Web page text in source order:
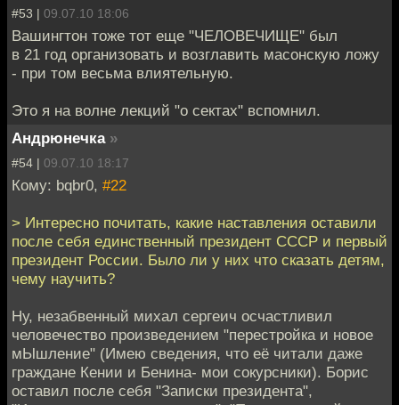
#53 | 09.07.10 18:06
Вашингтон тоже тот еще "ЧЕЛОВЕЧИЩЕ" был
в 21 год организовать и возглавить масонскую ложу
- при том весьма влиятельную.
Это я на волне лекций "о сектах" вспомнил.
Андрюнечка »
#54 | 09.07.10 18:17
Кому: bqbr0, #22
> Интересно почитать, какие наставления оставили
после себя единственный президент СССР и первый
президент России. Было ли у них что сказать детям,
чему научить?
Ну, незабвенный михал сергеич осчастливил
человечество произведением "перестройка и новое
мЫшление" (Имею сведения, что её читали даже
граждане Кении и Бенина- мои сокурсники). Борис
оставил после себя "Записки президента",